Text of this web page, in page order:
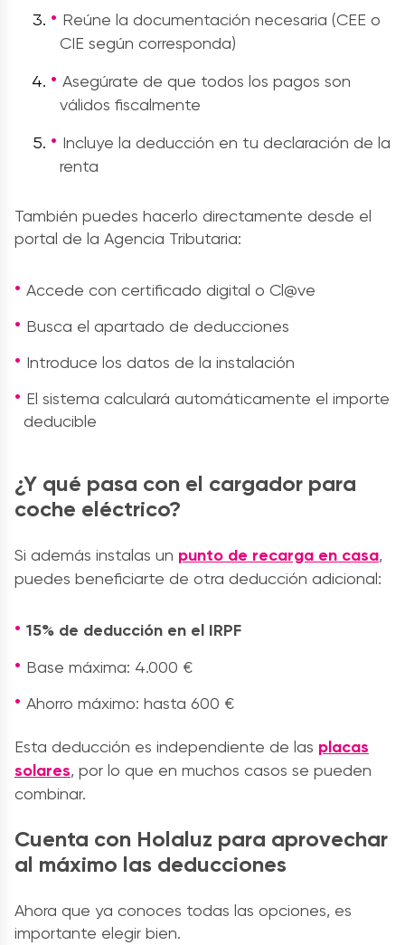
Reúne la documentación necesaria (CEE o
CIE según corresponda)
Asegúrate de que todos los pagos son
válidos fiscalmente
Incluye la deducción en tu declaración de la
renta
También puedes hacerlo directamente desde el
portal de la Agencia Tributaria:
Accede con certificado digital o Cl@ve
Busca el apartado de deducciones
Introduce los datos de la instalación
El sistema calculará automáticamente el importe
deducible
¿Y qué pasa con el cargador para
coche eléctrico?
Si además instalas un punto de recarga en casa,
puedes beneficiarte de otra deducción adicional:
15% de deducción en el IRPF
Base máxima: 4.000 €
Ahorro máximo: hasta 600 €
Esta deducción es independiente de las placas
solares, por lo que en muchos casos se pueden
combinar.
Cuenta con Holaluz para aprovechar
al máximo las deducciones
Ahora que ya conoces todas las opciones, es
importante elegir bien.